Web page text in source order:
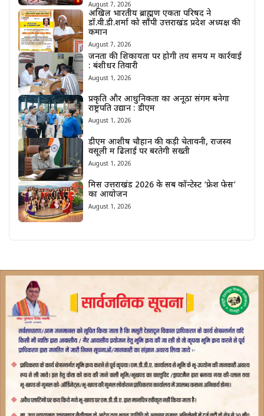
August 7, 2026
अखिल भारतीय ब्राह्मण एकता परिषद ने
डॉ.वी.डी.शर्मा को सौंपी उत्तराखंड प्रदेश अध्यक्ष की
कमान
August 7, 2026
जनता की शिकायतों पर होगी तय समय में कार्रवाई
: बंशीधर तिवारी
August 1, 2026
प्रकृति और आधुनिकता का अनूठा संगम बनेगा
राष्ट्रपति उद्यान : डीएम
August 1, 2026
डीएम आशीष चौहान की कड़ी चेतावनी, राजस्व
वसूली में ढिलाई पर बरतेगी सख्ती
August 1, 2026
मिस उत्तराखंड 2026 के सब कॉन्टेस्ट ‘फ्रेश फेस’
का आयोजन
August 1, 2026